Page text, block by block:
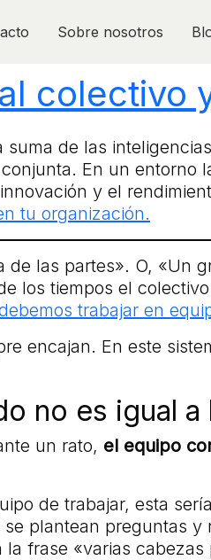
Sobre nosotros
colectivo
suma de las
En un entorno
y el
tu organización.
las partes». O, «Un
los tiempos el
trabajar en
encajan. En este
no es igual a
un rato, el equipo
de trabajar, esta
plantean preguntas
frase «varias